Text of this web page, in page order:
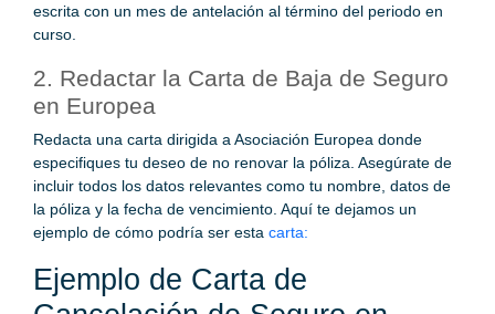
escrita con un mes de antelación al término del periodo en
curso.
2. Redactar la Carta de Baja de Seguro
en Europea
Redacta una carta dirigida a Asociación Europea donde
especifiques tu deseo de no renovar la póliza. Asegúrate de
incluir todos los datos relevantes como tu nombre, datos de
la póliza y la fecha de vencimiento. Aquí te dejamos un
ejemplo de cómo podría ser esta carta:
Ejemplo de Carta de